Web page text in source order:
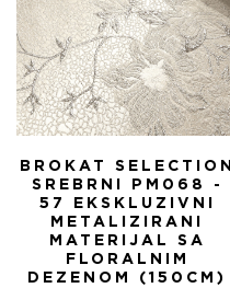
BROKAT SELECTION
SREBRNI PM068 -
57 EKSKLUZIVNI
METALIZIRANI
MATERIJAL SA
FLORALNIM
DEZENOM (150CM)